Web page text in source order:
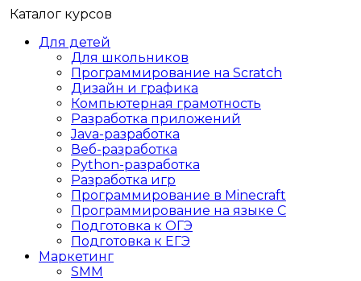
Каталог курсов
Для детей
Для школьников
Программирование на Scratch
Дизайн и графика
Компьютерная грамотность
Разработка приложений
Java-разработка
Веб-разработка
Python-разработка
Разработка игр
Программирование в Minecraft
Программирование на языке C
Подготовка к ОГЭ
Подготовка к ЕГЭ
Маркетинг
SMM